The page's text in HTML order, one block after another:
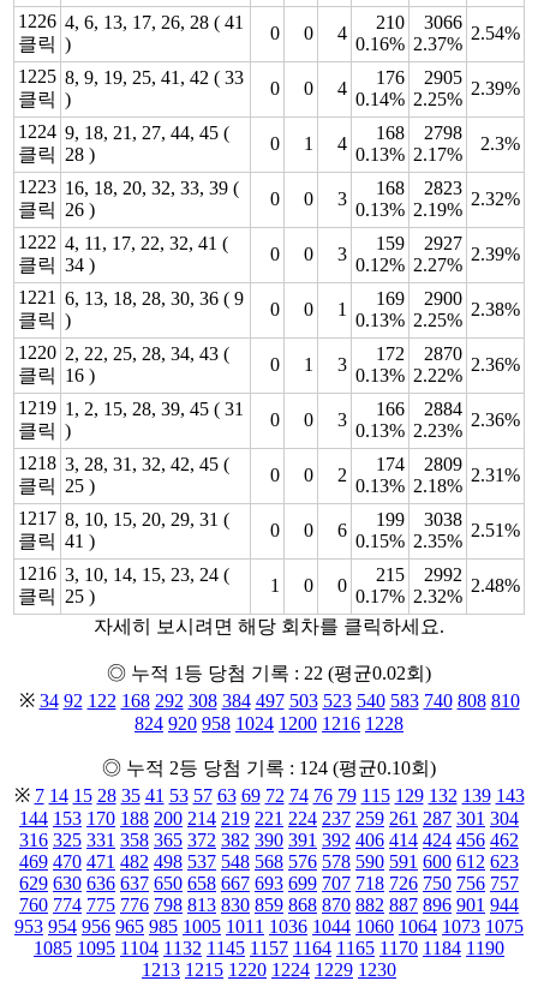
1226
클릭
4, 6, 13, 17, 26, 28 ( 41
)
0 0 4
210
0.16%
3066
2.37%
2.54%
1225
클릭
8, 9, 19, 25, 41, 42 ( 33
)
0 0 4
176
0.14%
2905
2.25%
2.39%
1224
클릭
9, 18, 21, 27, 44, 45 (
28 )
0 1 4
168
0.13%
2798
2.17%
2.3%
1223
클릭
16, 18, 20, 32, 33, 39 (
26 )
0 0 3
168
0.13%
2823
2.19%
2.32%
1222
클릭
4, 11, 17, 22, 32, 41 (
34 )
0 0 3
159
0.12%
2927
2.27%
2.39%
1221
클릭
6, 13, 18, 28, 30, 36 ( 9
)
0 0 1
169
0.13%
2900
2.25%
2.38%
1220
클릭
2, 22, 25, 28, 34, 43 (
16 )
0 1 3
172
0.13%
2870
2.22%
2.36%
1219
클릭
1, 2, 15, 28, 39, 45 ( 31
)
0 0 3
166
0.13%
2884
2.23%
2.36%
1218
클릭
3, 28, 31, 32, 42, 45 (
25 )
0 0 2
174
0.13%
2809
2.18%
2.31%
1217
클릭
8, 10, 15, 20, 29, 31 (
41 )
0 0 6
199
0.15%
3038
2.35%
2.51%
1216
클릭
3, 10, 14, 15, 23, 24 (
25 )
1 0 0
215
0.17%
2992
2.32%
2.48%
자세히 보시려면 해당 회차를 클릭하세요.
◎ 누적 1등 당첨 기록 : 22 (평균0.02회)
※ 34 92 122 168 292 308 384 497 503 523 540 583 740 808 810
824 920 958 1024 1200 1216 1228
◎ 누적 2등 당첨 기록 : 124 (평균0.10회)
※ 7 14 15 28 35 41 53 57 63 69 72 74 76 79 115 129 132 139 143
144 153 170 188 200 214 219 221 224 237 259 261 287 301 304
316 325 331 358 365 372 382 390 391 392 406 414 424 456 462
469 470 471 482 498 537 548 568 576 578 590 591 600 612 623
629 630 636 637 650 658 667 693 699 707 718 726 750 756 757
760 774 775 776 798 813 830 859 868 870 882 887 896 901 944
953 954 956 965 985 1005 1011 1036 1044 1060 1064 1073 1075
1085 1095 1104 1132 1145 1157 1164 1165 1170 1184 1190
1213 1215 1220 1224 1229 1230